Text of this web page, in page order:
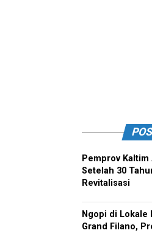
Pemprov
Setelah 30
Revitalisasi
Ngopi di Lokale
Grand Filano,